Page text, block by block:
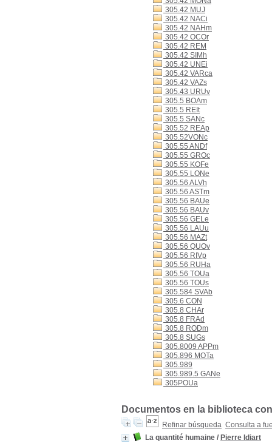
305.42 MUJ
305.42 NACi
305.42 NAHm
305.42 OCOr
305.42 REM
305.42 SIMh
305.42 UNEi
305.42 VARca
305.42 VAZs
305.43 URUv
305.5 BOAm
305.5 REIt
305.5 SANc
305.52 REAp
305.52VONc
305.55 ANDf
305.55 GROc
305.55 KOFe
305.55 LONe
305.56 ALVh
305.56 ASTm
305.56 BAUe
305.56 BAUv
305.56 GELe
305.56 LAUu
305.56 MAZt
305.56 QUOv
305.56 RIVp
305.56 RUHa
305.56 TOUa
305.56 TOUs
305.584 SVAb
305.6 CON
305.8 CHAr
305.8 FRAd
305.8 RODm
305.8 SUGs
305.8009 APPm
305.896 MOTa
305.989
305.989.5 GANe
305POUa
Documentos en la biblioteca
Refinar búsqueda Consulta a
La quantité humaine / Pierre Idiart